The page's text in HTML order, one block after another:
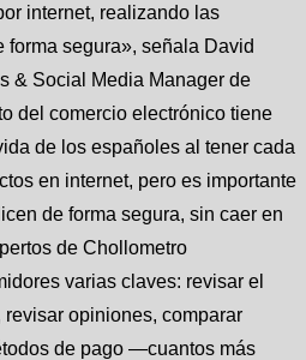
internet, realizando las
forma segura», señala David
& Social Media Manager de
del comercio electrónico tiene
de los españoles al tener cada
en internet, pero es importante
de forma segura, sin caer en
de Chollometro
varias claves: revisar el
opiniones, comparar
de pago —cuantos más